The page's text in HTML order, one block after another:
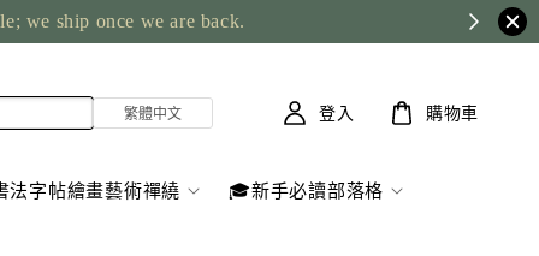
we ship once we are back.
法字帖繪畫藝術禪繞 🎓新手必讀部落格
登入 購物車